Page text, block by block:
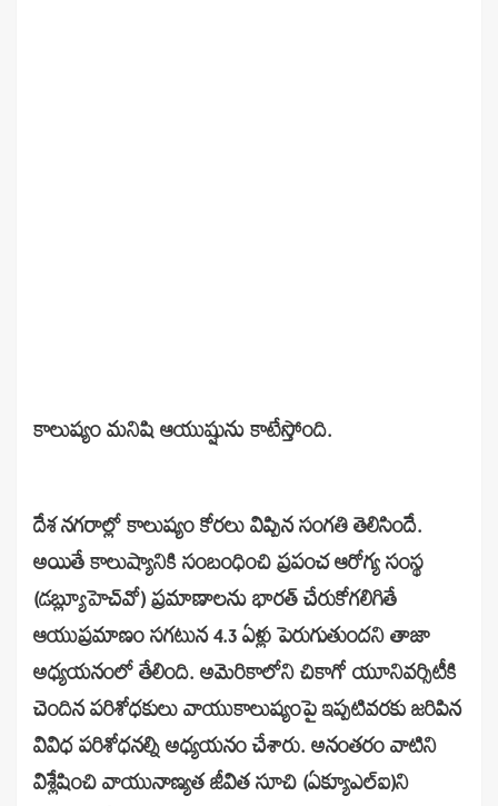
కాలుష్యం మనిషి ఆయుష్షును కాటేస్తోంది.
దేశ నగరాల్లో కాలుష్యం కోరలు విప్పిన సంగతి తెలిసిందే.
అయితే కాలుష్యానికి సంబంధించి ప్రపంచ ఆరోగ్య సంస్థ
(డబ్ల్యూహెచ్‌వో) ప్రమాణాలను భారత్‌ చేరుకోగలిగితే
ఆయుప్రమాణం సగటున 4.3 ఏళ్లు పెరుగుతుందని తాజా
అధ్యయనంలో తేలింది. అమెరికాలోని చికాగో యూనివర్సిటీకి
చెందిన పరిశోధకులు వాయుకాలుష్యంపై ఇప్పటివరకు జరిపిన
వివిధ పరిశోధనల్ని అధ్యయనం చేశారు. అనంతరం వాటిని
విశ్లేషించి వాయునాణ్యత జీవిత సూచి (ఏక్యూఎల్‌ఐ)ని